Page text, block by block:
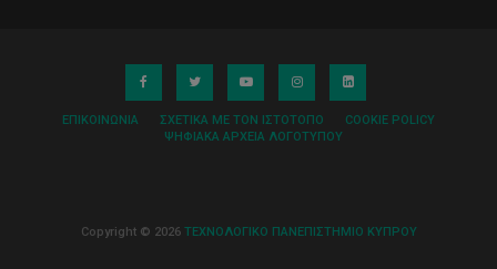
ΕΠΙΚΟΙΝΩΝΊΑ ΣΧΕΤΙΚΆ ΜΕ ΤΟΝ ΙΣΤΌΤΟΠΟ
COOKIE POLICY
ΨΗΦΙΑΚΆ ΑΡΧΕΊΑ ΛΟΓΌΤΥΠΟΥ
Copyright © 2026 ΤΕΧΝΟΛΟΓΙΚΟ ΠΑΝΕΠΙΣΤΗΜΙΟ ΚΥΠΡΟΥ